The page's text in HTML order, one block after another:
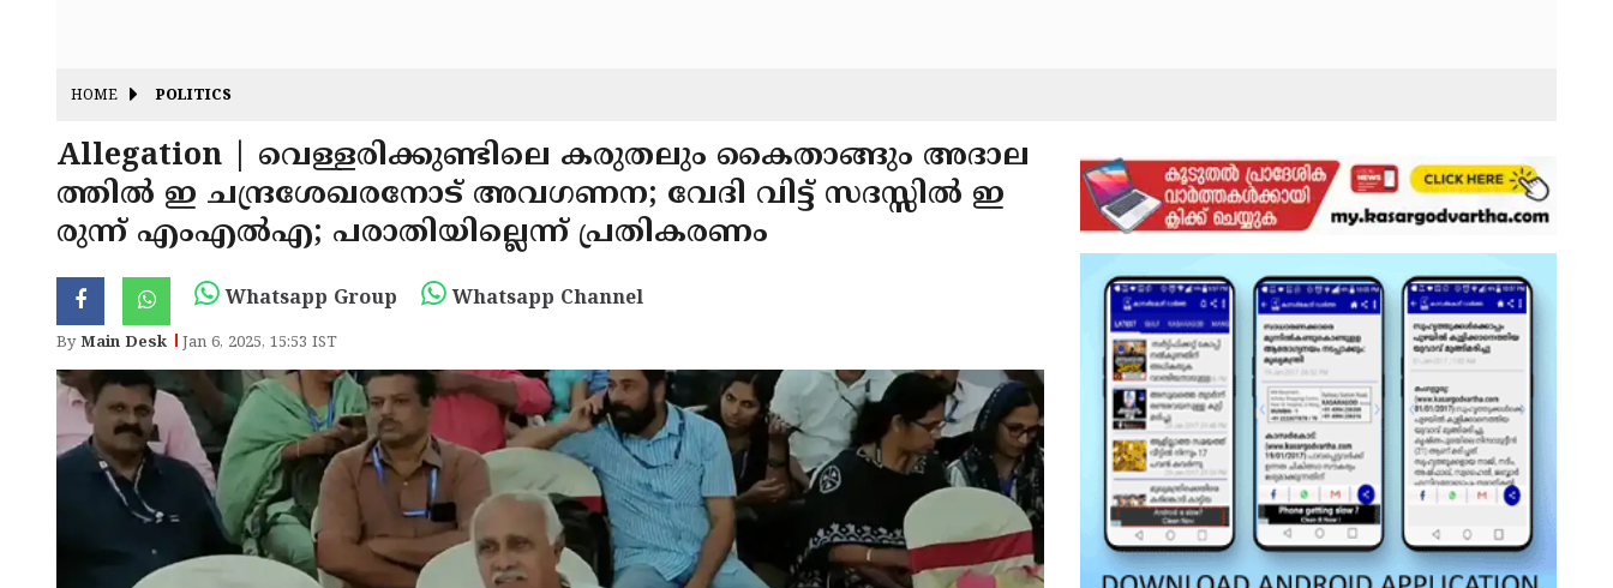
HOME POLITICS
Allegation | വെള്ളരിക്കുണ്ടിലെ കരുതലും കൈതാങ്ങും അദാല
ത്തിൽ ഇ ചന്ദ്രശേഖരനോട്‌ അവഗണന; വേദി വിട്ട് സദസ്സിൽ ഇ
രുന്ന് എംഎൽഎ; പരാതിയില്ലെന്ന് പ്രതികരണം
Whatsapp Group Whatsapp Channel
ByMain Desk Jan 6, 2025, 15:53 IST